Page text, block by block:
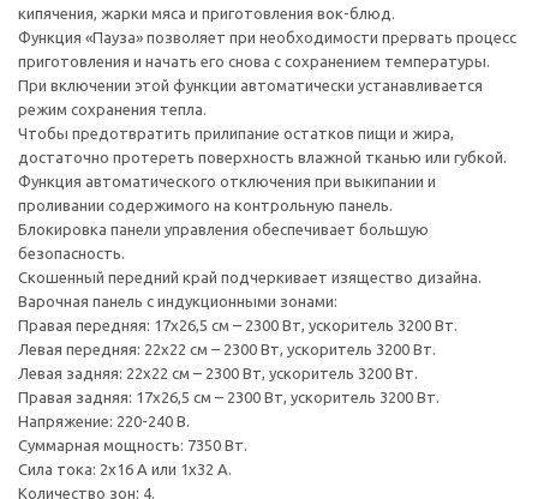
кипячения, жарки мяса и приготовления вок-блюд.
Функция «Пауза» позволяет при необходимости прервать процесс
приготовления и начать его снова с сохранением температуры.
При включении этой функции автоматически устанавливается
режим сохранения тепла.
Чтобы предотвратить прилипание остатков пищи и жира,
достаточно протереть поверхность влажной тканью или губкой.
Функция автоматического отключения при выкипании и
проливании содержимого на контрольную панель.
Блокировка панели управления обеспечивает большую
безопасность.
Скошенный передний край подчеркивает изящество дизайна.
Варочная панель с индукционными зонами:
Правая передняя: 17x26,5 см – 2300 Вт, ускоритель 3200 Вт.
Левая передняя: 22x22 см – 2300 Вт, ускоритель 3200 Вт.
Левая задняя: 22x22 см – 2300 Вт, ускоритель 3200 Вт.
Правая задняя: 17x26,5 см – 2300 Вт, ускоритель 3200 Вт.
Напряжение: 220-240 В.
Суммарная мощность: 7350 Вт.
Сила тока: 2x16 A или 1x32 A.
Количество зон: 4.